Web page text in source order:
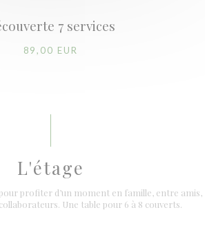
7 services
89,00 EUR
L'étage
profiter d’un moment en famille, entre amis,
Une table pour 6 à 8 couverts.